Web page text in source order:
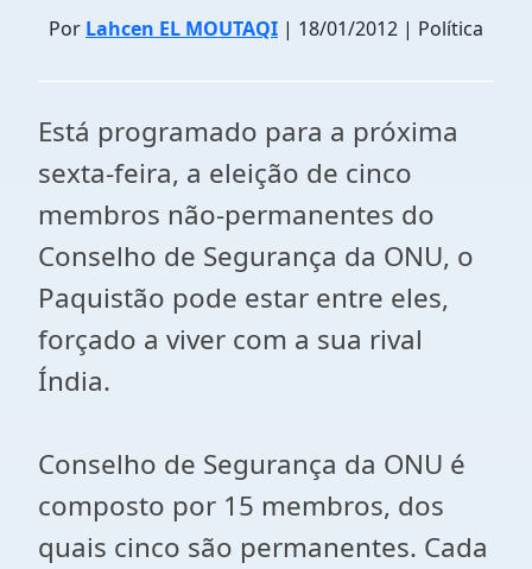
Por Lahcen EL MOUTAQI | 18/01/2012 | Política
Está programado para a próxima
sexta-feira, a eleição de cinco
membros não-permanentes do
Conselho de Segurança da ONU, o
Paquistão pode estar entre eles,
forçado a viver com a sua rival
Índia.
Conselho de Segurança da ONU é
composto por 15 membros, dos
quais cinco são permanentes. Cada